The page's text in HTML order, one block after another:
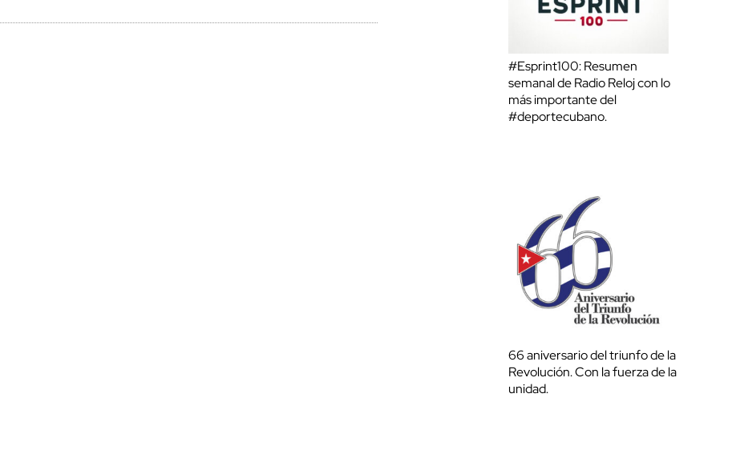
#Esprint100: Resumen
semanal de Radio Reloj con lo
más importante del
#deportecubano.
66 aniversario del triunfo de la
Revolución. Con la fuerza de la
unidad.